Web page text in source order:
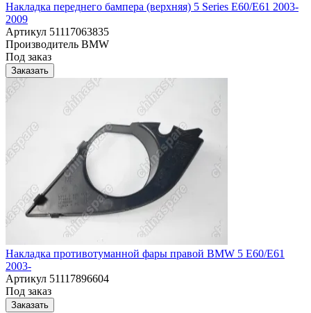
Накладка переднего бампера (верхняя) 5 Series E60/E61 2003-
2009
Артикул 51117063835
Производитель BMW
Под заказ
Заказать
Накладка противотуманной фары правой BMW 5 E60/E61
2003-
Артикул 51117896604
Под заказ
Заказать